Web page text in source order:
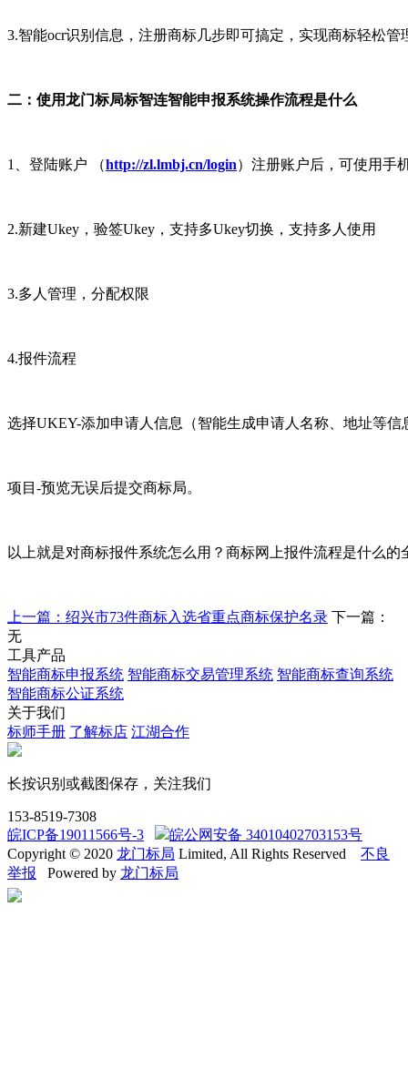
3.智能ocr识别信息，注册商标几步即可搞定，实现商标轻松管
二：使用龙门标局标智连智能申报系统操作流程是什么
1、登陆账户 （http://zl.lmbj.cn/login）注册账户后，可使用手
2.新建Ukey，验签Ukey，支持多Ukey切换，支持多人使用
3.多人管理，分配权限
4.报件流程
选择UKEY-添加申请人信息（智能生成申请人名称、地址等
项目-预览无误后提交商标局。
以上就是对商标报件系统怎么用？商标网上报件流程是什么
上一篇：绍兴市73件商标入选省重点商标保护名录 下一篇：
无
工具产品
智能商标申报系统 智能商标交易管理系统 智能商标查询系统
智能商标公证系统
关于我们
标师手册 了解标店 江湖合作
长按识别或截图保存，关注我们
153-8519-7308
皖ICP备19011566号-3
皖公网安备 34010402703153号
Copyright © 2020 龙门标局 Limited, All Rights Reserved 不良
举报 Powered by 龙门标局